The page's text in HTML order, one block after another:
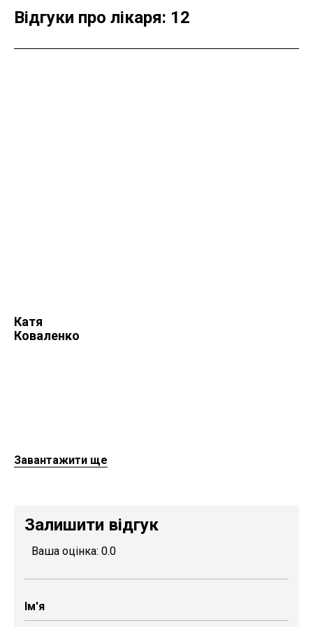
Відгуки про лікаря: 12
Катя
Коваленко
23 Липня 2021
Завантажити ще
Залишити відгук
Ваша оцінка: 0.0